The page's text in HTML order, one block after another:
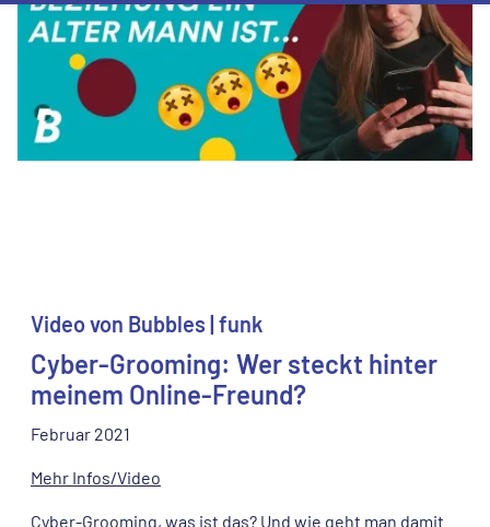
Video von Bubbles | funk
Cyber-Grooming: Wer steckt hinter
meinem Online-Freund?
Februar 2021
Mehr Infos/Video
Cyber-Grooming, was ist das? Und wie geht man damit